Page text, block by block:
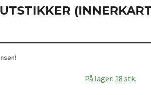
På lager: 18 stk.